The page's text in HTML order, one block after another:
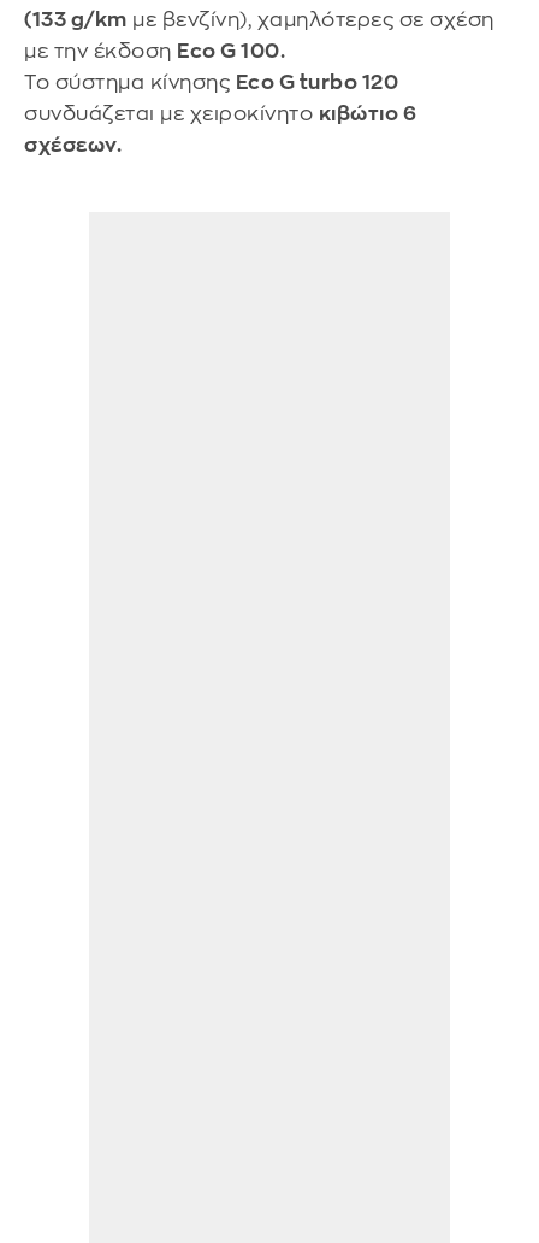
(133 g/km με βενζίνη), χαμηλότερες σε σχέση
με την έκδοση Eco G 100.
Το σύστημα κίνησης Eco G turbo 120
συνδυάζεται με χειροκίνητο κιβώτιο 6
σχέσεων.